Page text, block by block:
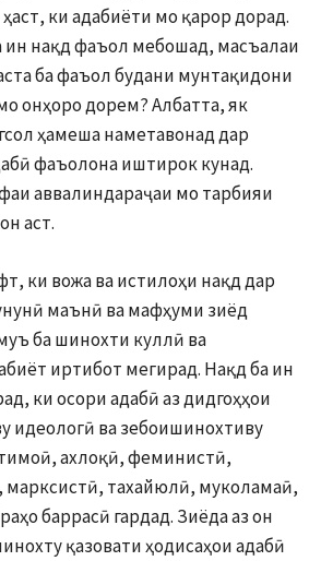
ки адабиёти мо қарор дорад.
ин нақд фаъол мебошад, масъалаи
ба фаъол будани мунтақидони
онҳоро дорем? Албатта, як
ҳамеша наметавонад дар
фаъолона иштирок кунад.
аввалиндараҷаи мо тарбияи
аст.
ки вожа ва истилоҳи нақд дар
маънӣ ва мафҳуми зиёд
ба шинохти куллӣ ва
иртибот мегирад. Нақд ба ин
ки осори адабӣ аз дидгоҳҳои
идеологӣ ва зебоишинохтиву
ахлоқӣ, феминистӣ,
тахайюлӣ, муколамаӣ,
баррасӣ гардад. Зиёда аз он
қазовати ҳодисаҳои адабӣ